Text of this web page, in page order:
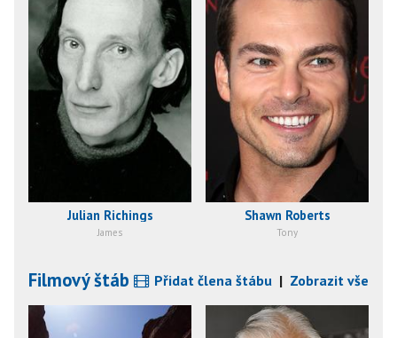
Julian Richings
James
Shawn Roberts
Tony
Filmový štáb Přidat člena štábu | Zobrazit vše